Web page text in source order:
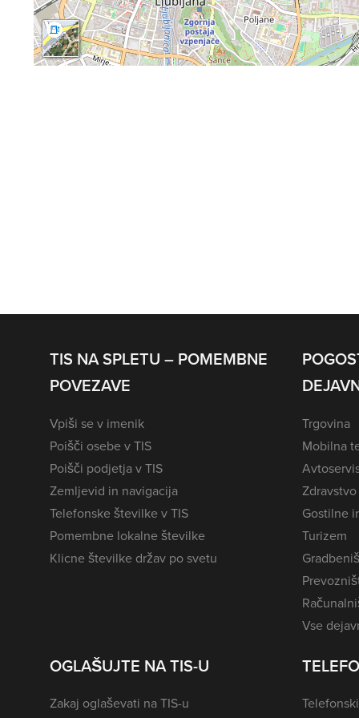
TIS NA SPLETU – POMEMBNE
POVEZAVE
Vpiši se v imenik
Poišči osebe v TIS
Poišči podjetja v TIS
Zemljevid in navigacija
Telefonske številke v TIS
Pomembne lokalne številke
Klicne številke držav po svetu
Trgovina
Mobilna
Zdravstvo
Gostilne
Turizem
Vse
OGLAŠUJTE NA TIS-U
Zakaj oglaševati na TIS-u